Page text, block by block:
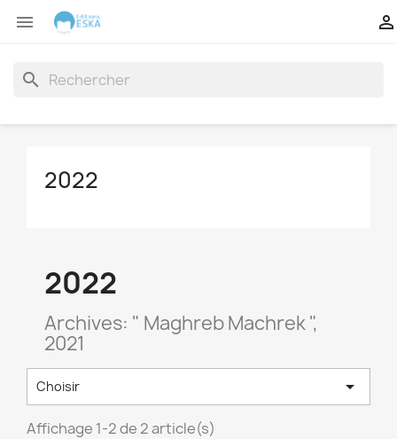
 
search
2022
2022
Archives: " Maghreb Machrek ",
2021
Choisir 
Affichage 1-2 de 2 article(s)